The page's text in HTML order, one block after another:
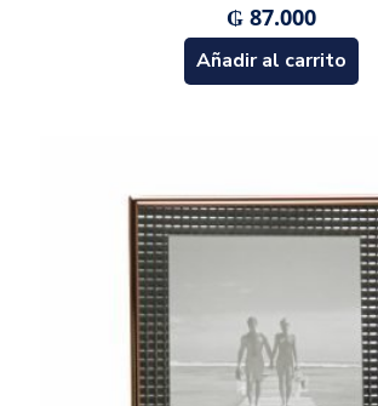
₲ 87.000
Añadir al carrito